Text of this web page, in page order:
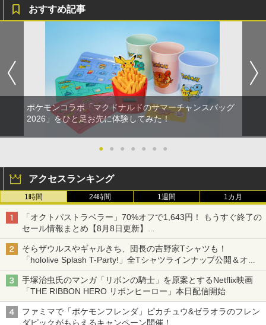
おすすめ記事
ポケモンコラボ「マクドナルドのサマーチャンスバッグ
2026」をひと足お先に体験してみた！
● ● ● ● ● ● ●
アクセスランキング
1時間 24時間 1週間 1カ月
「オクトパストラベラー」70%オフで1,643円！ もうすぐ終了の
セール情報まとめ【8月8日更新】
ニンテンドーeショップでは「大神 絶景版」が67%オフで990円
そらザウルスやギャルきち、団長の吉野家Tシャツも！
「hololive Splash T-Party!」全Tシャツラインナップ公開＆オン
ライン販売開始
手塚治虫氏のマンガ「リボンの騎士」を原案とするNetflix映画
「THE RIBBON HERO リボンヒーロー」本日配信開始
ファミマで「ポケモンフレンダ」ピカチュウ&ゼラオラのフレン
ダピックがもらえるキャンペーン開催！